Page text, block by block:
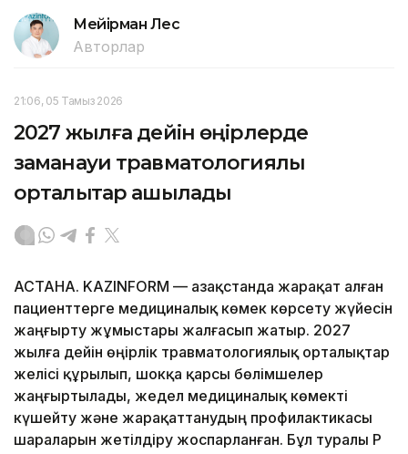
Мейірман Лес
Авторлар
21:06, 05 Тамыз 2026
2027 жылға дейін өңірлерде
заманауи травматологиялық
орталықтар ашылады
АСТАНА. KAZINFORM — Қазақстанда жарақат алған
пациенттерге медициналық көмек көрсету жүйесін
жаңғырту жұмыстары жалғасып жатыр. 2027
жылға дейін өңірлік травматологиялық орталықтар
желісі құрылып, шокқа қарсы бөлімшелер
жаңғыртылады, жедел медициналық көмекті
күшейту және жарақаттанудың профилактикасы
шараларын жетілдіру жоспарланған. Бұл туралы ҚР